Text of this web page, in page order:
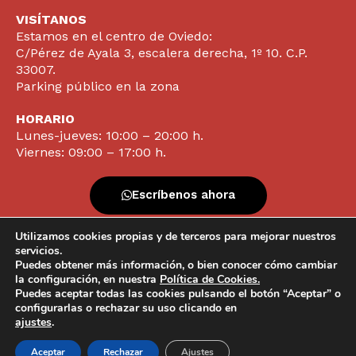
VISÍTANOS
Estamos en el centro de Oviedo:
C/Pérez de Ayala 3, escalera derecha, 1º 10. C.P.
33007.
Parking público en la zona
HORARIO
Lunes-jueves: 10:00 – 20:00 h.
Viernes: 09:00 – 17:00 h.
Escríbenos ahora
info@clinicavazquezlameiras.com |Protección de datos |
N° Registro Sanitario: C.2.5.1/37
Utilizamos cookies propias y de terceros para mejorar nuestros
servicios.
Puedes obtener más información, o bien conocer cómo cambiar
la configuración, en nuestra Política de Cookies.
Puedes aceptar todas las cookies pulsando el botón “Aceptar” o
configurarlas o rechazar su uso clicando en
ajustes.
Aceptar Rechazar Ajustes